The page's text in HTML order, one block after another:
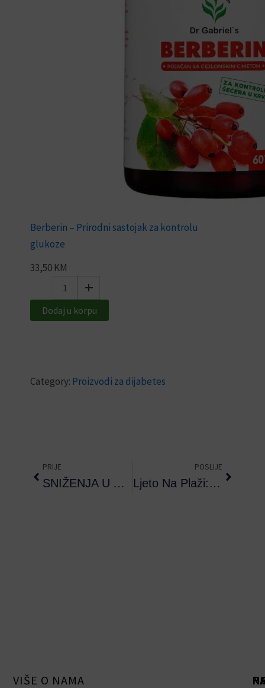
Berberin – Prirodni sastojak za kontrolu
glukoze
33,50 KM
Dodaj u korpu
Category: Proizvodi za dijabetes
PRIJE
SNIŽENJA U AUGUSTU !
POSLIJE
Ljeto Na Plaži: Sve Što Trebate Znati O Mlijeku Za Sunčanje
VIŠE O NAMA